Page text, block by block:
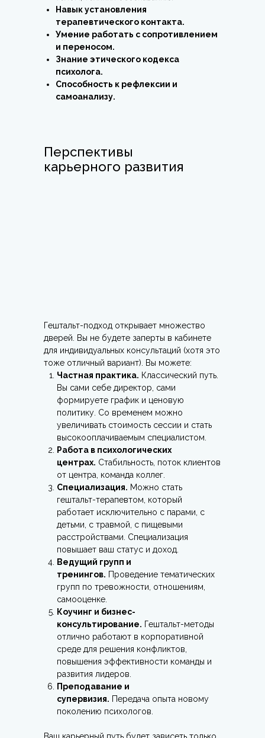
Навык установления
терапевтического контакта.
Умение работать с сопротивлением
и переносом.
Знание этического кодекса
психолога.
Способность к рефлексии и
самоанализу.
Перспективы
карьерного развития
Гештальт-подход открывает множество
дверей. Вы не будете заперты в кабинете
для индивидуальных консультаций (хотя это
тоже отличный вариант). Вы можете:
Частная практика. Классический путь.
Вы сами себе директор, сами
формируете график и ценовую
политику. Со временем можно
увеличивать стоимость сессии и стать
высокооплачиваемым специалистом.
Работа в психологических
центрах. Стабильность, поток клиентов
от центра, команда коллег.
Специализация. Можно стать
гештальт-терапевтом, который
работает исключительно с парами, с
детьми, с травмой, с пищевыми
расстройствами. Специализация
повышает ваш статус и доход.
Ведущий групп и
тренингов. Проведение тематических
групп по тревожности, отношениям,
самооценке.
Коучинг и бизнес-
консультирование. Гештальт-методы
отлично работают в корпоративной
среде для решения конфликтов,
повышения эффективности команды и
развития лидеров.
Преподавание и
супервизия. Передача опыта новому
поколению психологов.